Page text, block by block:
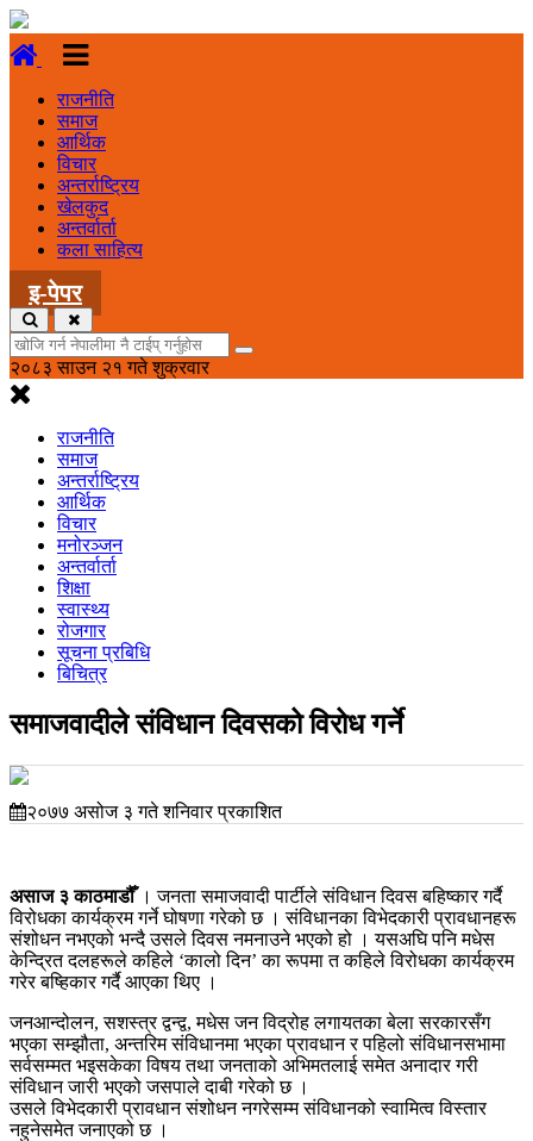
राजनीति
समाज
आर्थिक
विचार
अन्तर्राष्ट्रिय
खेलकुद
अन्तर्वार्ता
कला साहित्य
इ-पेपर
२०८३ साउन २१ गते शुक्रवार
राजनीति
समाज
अन्तर्राष्ट्रिय
आर्थिक
विचार
मनोरञ्जन
अन्तर्वार्ता
शिक्षा
स्वास्थ्य
रोजगार
सूचना प्रबिधि
बिचित्र
समाजवादीले संविधान दिवसको विरोध गर्ने
२०७७ असोज ३ गते शनिवार प्रकाशित
असाज ३ काठमाडौँ। जनता समाजवादी पार्टीले संविधान दिवस बहिष्कार गर्दै
विरोधका कार्यक्रम गर्ने घोषणा गरेको छ । संविधानका विभेदकारी प्रावधानहरू
संशोधन नभएको भन्दै उसले दिवस नमनाउने भएको हो । यसअघि पनि मधेस
केन्द्रित दलहरूले कहिले ‘कालो दिन’ का रूपमा त कहिले विरोधका कार्यक्रम
गरेर बष्हिकार गर्दै आएका थिए ।
जनआन्दोलन, सशस्त्र द्वन्द्व, मधेस जन विद्रोह लगायतका बेला सरकारसँग
भएका सम्झौता, अन्तरिम संविधानमा भएका प्रावधान र पहिलो संविधानसभामा
सर्वसम्मत भइसकेका विषय तथा जनताको अभिमतलाई समेत अनादार गरी
संविधान जारी भएको जसपाले दाबी गरेको छ ।
उसले विभेदकारी प्रावधान संशोधन नगरेसम्म संविधानको स्वामित्व विस्तार
नहुनेसमेत जनाएको छ ।